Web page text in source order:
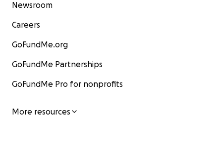
Newsroom
Careers
GoFundMe.org
GoFundMe Partnerships
GoFundMe Pro for nonprofits
More resources